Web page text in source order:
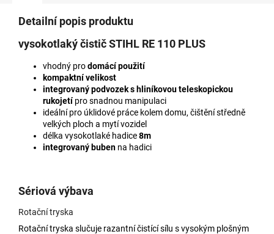
Detailní popis produktu
vysokotlaký čističSTIHL RE 110 PLUS
vhodný prodomácí použití
kompaktní velikost
integrovaný podvozek s hliníkovou teleskopickou
rukojetí pro snadnou manipulaci
ideální pro úklidové práce kolem domu, čištění středně
velkých ploch a mytí vozidel
délka vysokotlaké hadice8m
integrovaný buben na hadici
Sériová výbava
Rotační tryska
Rotační tryska slučuje razantní čistící sílu s vysokým plošným